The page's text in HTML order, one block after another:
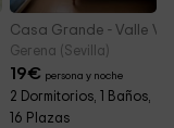
Casa Grande - Valle
Gerena (Sevilla)
19€ persona y noche
2 Dormitorios, 1 Baños,
16 Plazas